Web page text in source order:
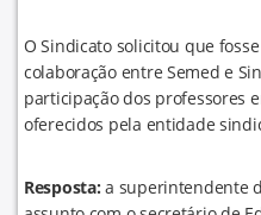
O Sindicato solicitou que
colaboração entre Semed e
participação dos professores
oferecidos pela entidade
Resposta: a superintendente